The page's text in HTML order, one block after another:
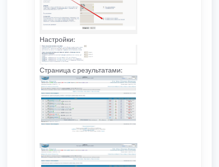
Настройки:
Страница с результатами: